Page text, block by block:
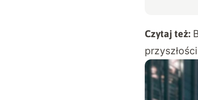
Czytaj też:
przyszłości